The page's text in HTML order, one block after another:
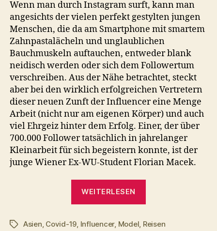
Wenn man durch Instagram surft, kann man
angesichts der vielen perfekt gestylten jungen
Menschen, die da am Smartphone mit smartem
Zahnpastalächeln und unglaublichen
Bauchmuskeln auftauchen, entweder blank
neidisch werden oder sich dem Followertum
verschreiben. Aus der Nähe betrachtet, steckt
aber bei den wirklich erfolgreichen Vertretern
dieser neuen Zunft der Influencer eine Menge
Arbeit (nicht nur am eigenen Körper) und auch
viel Ehrgeiz hinter dem Erfolg. Einer, der über
700.000 Follower tatsächlich in jahrelanger
Kleinarbeit für sich begeistern konnte, ist der
junge Wiener Ex-WU-Student Florian Macek.
WEITERLESEN
das
Schlagwörter
Asien Covid-19 Influencer, Model Reisen